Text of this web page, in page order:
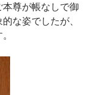
尊が帳なしで御
な姿でしたが、